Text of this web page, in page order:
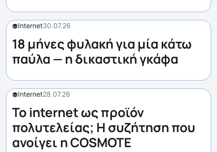
Internet30.07.26
18 μήνες φυλακή για μία κάτω
παύλα — η δικαστική γκάφα
Internet28.07.26
Το internet ως προϊόν
πολυτελείας; Η συζήτηση που
ανοίγει η COSMOTE